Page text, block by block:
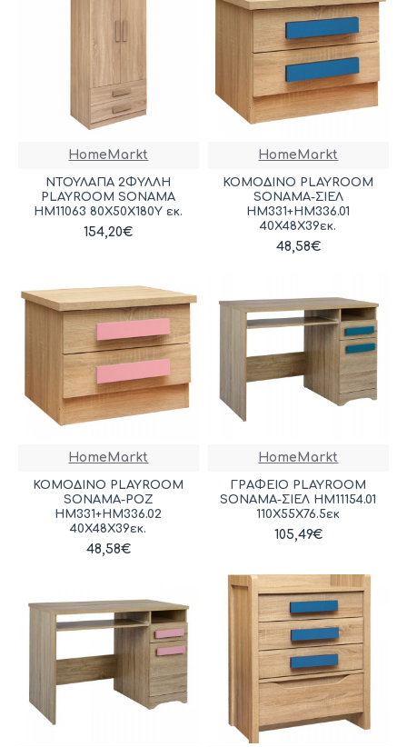
HomeMarkt
ΝΤΟΥΛΑΠΑ 2ΦΥΛΛΗ
PLAYROOM SONAMA
HM11063 80Χ50Χ180Υ εκ.
154,20€
HomeMarkt
ΚΟΜΟΔΙΝΟ PLAYROOM
SONAMA-ΣΙΕΛ
HM331+HM336.01
40Χ48Χ39εκ.
48,58€
HomeMarkt
ΚΟΜΟΔΙΝΟ PLAYROOM
SONAMA-ΡΟΖ
HM331+HM336.02
40Χ48Χ39εκ.
48,58€
HomeMarkt
ΓΡΑΦΕΙΟ PLAYROOM
SONAMA-ΣΙΕΛ HM11154.01
110X55X76.5εκ
105,49€